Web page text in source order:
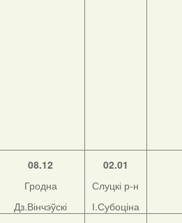
08.12
Гродна
Дз.Вінчэўскі
02.01
Слуцкі р-н
І.Субоціна